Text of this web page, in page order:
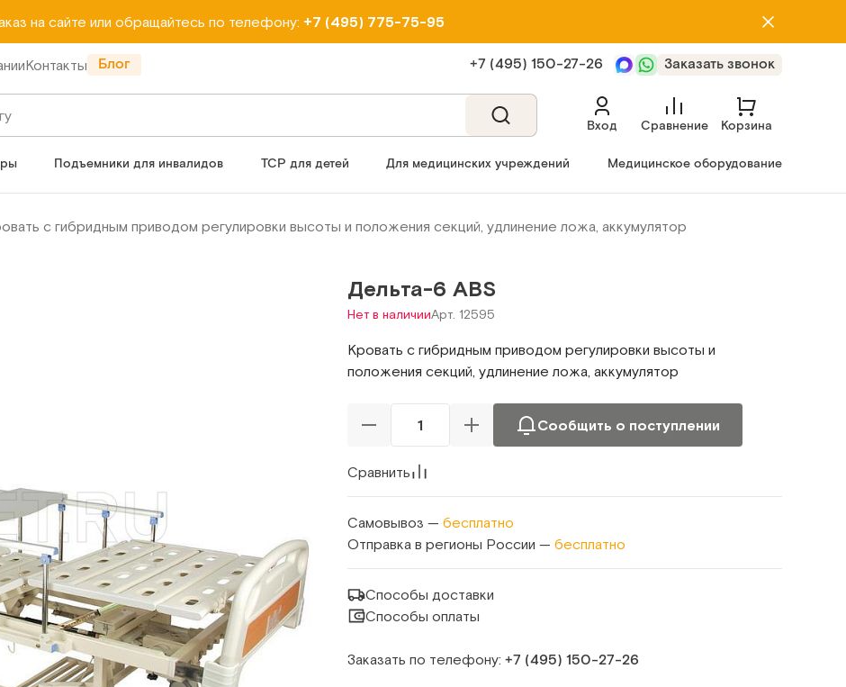
на сайте или обращайтесь по телефону: +7 (495) 775-75-95
Контакты Блог +7 (495) 150‑27‑26 Заказать звонок
Вход Сравнение Корзина
Подъемники для инвалидов ТСР для детей Для медицинских учреждений Медицинское оборудование
с гибридным приводом регулировки высоты и положения секций, удлинение ложа, аккумулятор
Дельта-6 ABS
Нет в наличииАрт. 12595
Кровать с гибридным приводом регулировки высоты и
положения секций, удлинение ложа, аккумулятор
Сообщить о поступлении
Сравнить
Самовывоз — бесплатно
Отправка в регионы России — бесплатно
Способы доставки
Способы оплаты
Заказать по телефону: +7 (495) 150‑27‑26